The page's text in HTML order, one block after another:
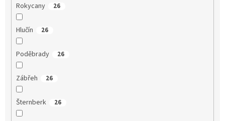
Rokycany 26
Hlučín 26
Poděbrady 26
Zábřeh 26
Šternberk 26